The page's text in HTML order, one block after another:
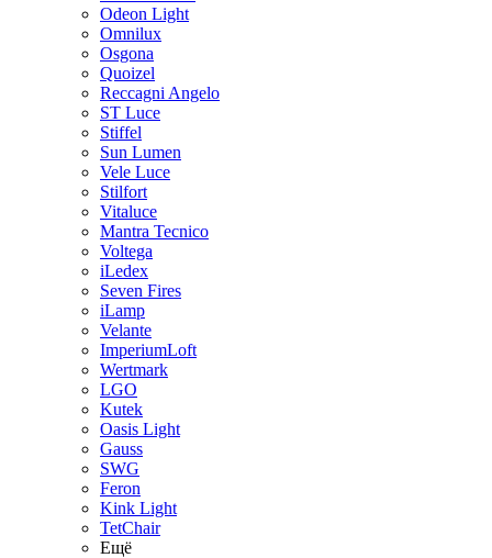
Odeon Light
Omnilux
Osgona
Quoizel
Reccagni Angelo
ST Luce
Stiffel
Sun Lumen
Vele Luce
Stilfort
Vitaluce
Mantra Tecnico
Voltega
iLedex
Seven Fires
iLamp
Velante
ImperiumLoft
Wertmark
LGO
Kutek
Oasis Light
Gauss
SWG
Feron
Kink Light
TetСhair
Ещё